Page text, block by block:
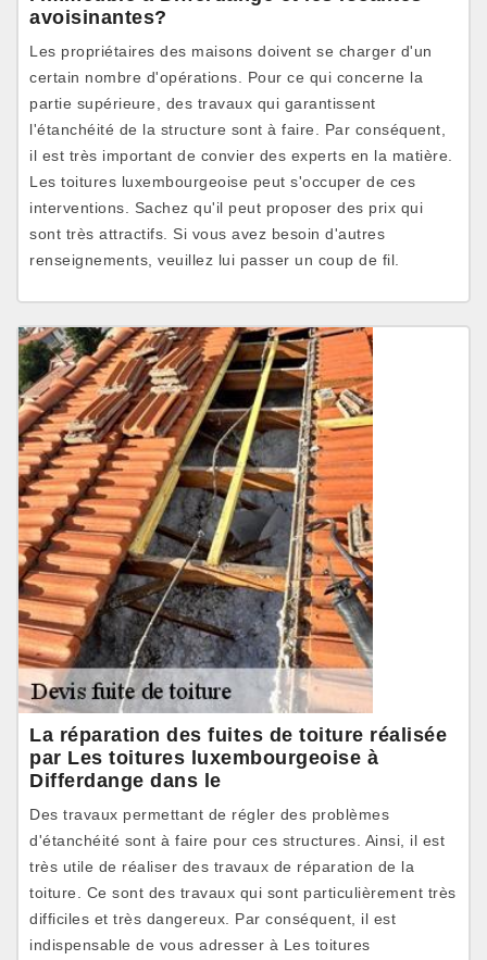
avoisinantes?
Les propriétaires des maisons doivent se charger d'un
certain nombre d'opérations. Pour ce qui concerne la
partie supérieure, des travaux qui garantissent
l'étanchéité de la structure sont à faire. Par conséquent,
il est très important de convier des experts en la matière.
Les toitures luxembourgeoise peut s'occuper de ces
interventions. Sachez qu'il peut proposer des prix qui
sont très attractifs. Si vous avez besoin d'autres
renseignements, veuillez lui passer un coup de fil.
La réparation des fuites de toiture réalisée
par Les toitures luxembourgeoise à
Differdange dans le
Des travaux permettant de régler des problèmes
d'étanchéité sont à faire pour ces structures. Ainsi, il est
très utile de réaliser des travaux de réparation de la
toiture. Ce sont des travaux qui sont particulièrement très
difficiles et très dangereux. Par conséquent, il est
indispensable de vous adresser à Les toitures